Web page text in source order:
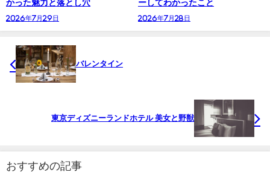
かった魅力と落とし穴
2026年7月29日
ーしてわかったこと
2026年7月28日
バレンタイン
東京ディズニーランドホテル 美女と野獣
おすすめの記事